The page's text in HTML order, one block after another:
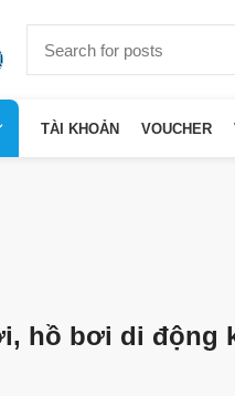
TÀI KHOẢN VOUCHER
hồ bơi di động